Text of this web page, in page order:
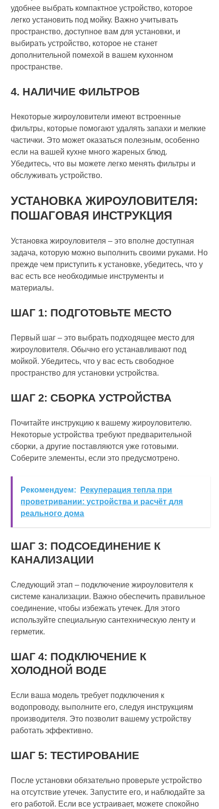
удобнее выбрать компактное устройство, которое
легко установить под мойку. Важно учитывать
пространство, доступное вам для установки, и
выбирать устройство, которое не станет
дополнительной помехой в вашем кухонном
пространстве.
4. НАЛИЧИЕ ФИЛЬТРОВ
Некоторые жироуловители имеют встроенные
фильтры, которые помогают удалять запахи и мелкие
частички. Это может оказаться полезным, особенно
если на вашей кухне много жареных блюд.
Убедитесь, что вы можете легко менять фильтры и
обслуживать устройство.
УСТАНОВКА ЖИРОУЛОВИТЕЛЯ:
ПОШАГОВАЯ ИНСТРУКЦИЯ
Установка жироуловителя – это вполне доступная
задача, которую можно выполнить своими руками. Но
прежде чем приступить к установке, убедитесь, что у
вас есть все необходимые инструменты и
материалы.
ШАГ 1: ПОДГОТОВЬТЕ МЕСТО
Первый шаг – это выбрать подходящее место для
жироуловителя. Обычно его устанавливают под
мойкой. Убедитесь, что у вас есть свободное
пространство для установки устройства.
ШАГ 2: СБОРКА УСТРОЙСТВА
Почитайте инструкцию к вашему жироуловителю.
Некоторые устройства требуют предварительной
сборки, а другие поставляются уже готовыми.
Соберите элементы, если это предусмотрено.
Рекомендуем:
Рекуперация тепла при
проветривании: устройства и расчёт для
реального дома
ШАГ 3: ПОДСОЕДИНЕНИЕ К
КАНАЛИЗАЦИИ
Следующий этап – подключение жироуловителя к
системе канализации. Важно обеспечить правильное
соединение, чтобы избежать утечек. Для этого
используйте специальную сантехническую ленту и
герметик.
ШАГ 4: ПОДКЛЮЧЕНИЕ К
ХОЛОДНОЙ ВОДЕ
Если ваша модель требует подключения к
водопроводу, выполните его, следуя инструкциям
производителя. Это позволит вашему устройству
работать эффективно.
ШАГ 5: ТЕСТИРОВАНИЕ
После установки обязательно проверьте устройство
на отсутствие утечек. Запустите его, и наблюдайте за
его работой. Если все устраивает, можете спокойно